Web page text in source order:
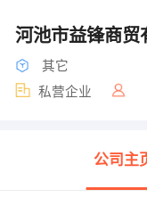
河池市益锋商贸
其它
私营企业
公司主